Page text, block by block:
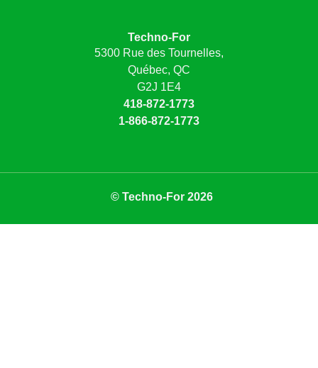
Techno-For
5300 Rue des Tournelles,
Québec, QC
G2J 1E4
418-872-1773
1-866-872-1773
© Techno-For 2026